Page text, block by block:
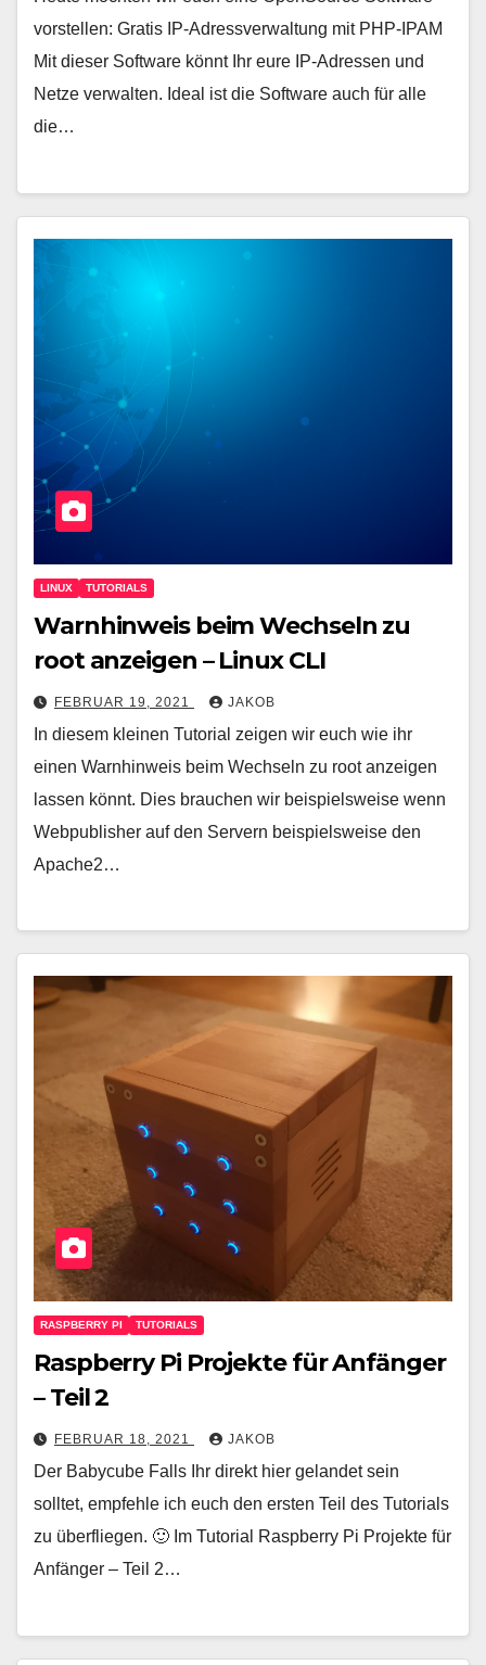
vorstellen: Gratis IP-Adressverwaltung mit PHP-IPAM
Mit dieser Software könnt Ihr eure IP-Adressen und
Netze verwalten. Ideal ist die Software auch für alle
die…
LINUX TUTORIALS
Warnhinweis beim Wechseln zu
root anzeigen – Linux CLI
FEBRUAR 19, 2021 JAKOB
In diesem kleinen Tutorial zeigen wir euch wie ihr
einen Warnhinweis beim Wechseln zu root anzeigen
lassen könnt. Dies brauchen wir beispielsweise wenn
Webpublisher auf den Servern beispielsweise den
Apache2…
RASPBERRY PI TUTORIALS
Raspberry Pi Projekte für Anfänger
– Teil 2
FEBRUAR 18, 2021 JAKOB
Der Babycube Falls Ihr direkt hier gelandet sein
solltet, empfehle ich euch den ersten Teil des Tutorials
zu überfliegen. 🙂 Im Tutorial Raspberry Pi Projekte für
Anfänger – Teil 2…